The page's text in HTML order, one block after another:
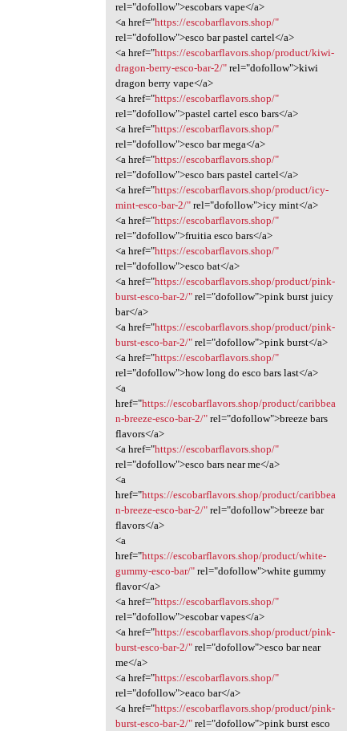
rel="dofollow">escobars vape</a>
<a href="https://escobarflavors.shop/"
rel="dofollow">esco bar pastel cartel</a>
<a href="https://escobarflavors.shop/product/kiwi-
dragon-berry-esco-bar-2/"rel="dofollow">kiwi
dragon berry vape</a>
<a href="https://escobarflavors.shop/"
rel="dofollow">pastel cartel esco bars</a>
<a href="https://escobarflavors.shop/"
rel="dofollow">esco bar mega</a>
<a href="https://escobarflavors.shop/"
rel="dofollow">esco bars pastel cartel</a>
<a href="https://escobarflavors.shop/product/icy-
mint-esco-bar-2/"rel="dofollow">icy mint</a>
<a href="https://escobarflavors.shop/"
rel="dofollow">fruitia esco bars</a>
<a href="https://escobarflavors.shop/"
rel="dofollow">esco bat</a>
<a href="https://escobarflavors.shop/product/pink-
burst-esco-bar-2/"rel="dofollow">pink burst juicy
bar</a>
<a href="https://escobarflavors.shop/product/pink-
burst-esco-bar-2/"rel="dofollow">pink burst</a>
<a href="https://escobarflavors.shop/"
rel="dofollow">how long do esco bars last</a>
<a
href="https://escobarflavors.shop/product/caribbea
n-breeze-esco-bar-2/"rel="dofollow">breeze bars
flavors</a>
<a href="https://escobarflavors.shop/"
rel="dofollow">esco bars near me</a>
<a
href="https://escobarflavors.shop/product/caribbea
n-breeze-esco-bar-2/"rel="dofollow">breeze bar
flavors</a>
<a
href="https://escobarflavors.shop/product/white-
gummy-esco-bar/"rel="dofollow">white gummy
flavor</a>
<a href="https://escobarflavors.shop/"
rel="dofollow">escobar vapes</a>
<a href="https://escobarflavors.shop/product/pink-
burst-esco-bar-2/"rel="dofollow">esco bar near
me</a>
<a href="https://escobarflavors.shop/"
rel="dofollow">eaco bar</a>
<a href="https://escobarflavors.shop/product/pink-
burst-esco-bar-2/"rel="dofollow">pink burst esco